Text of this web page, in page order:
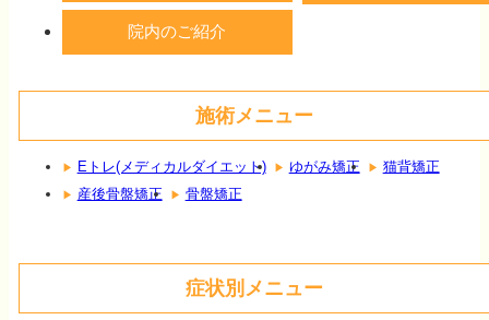
院内のご紹介
施術メニュー
Eトレ(メディカルダイエット) ゆがみ矯正
猫背矯正
産後骨盤矯正
骨盤矯正
症状別メニュー